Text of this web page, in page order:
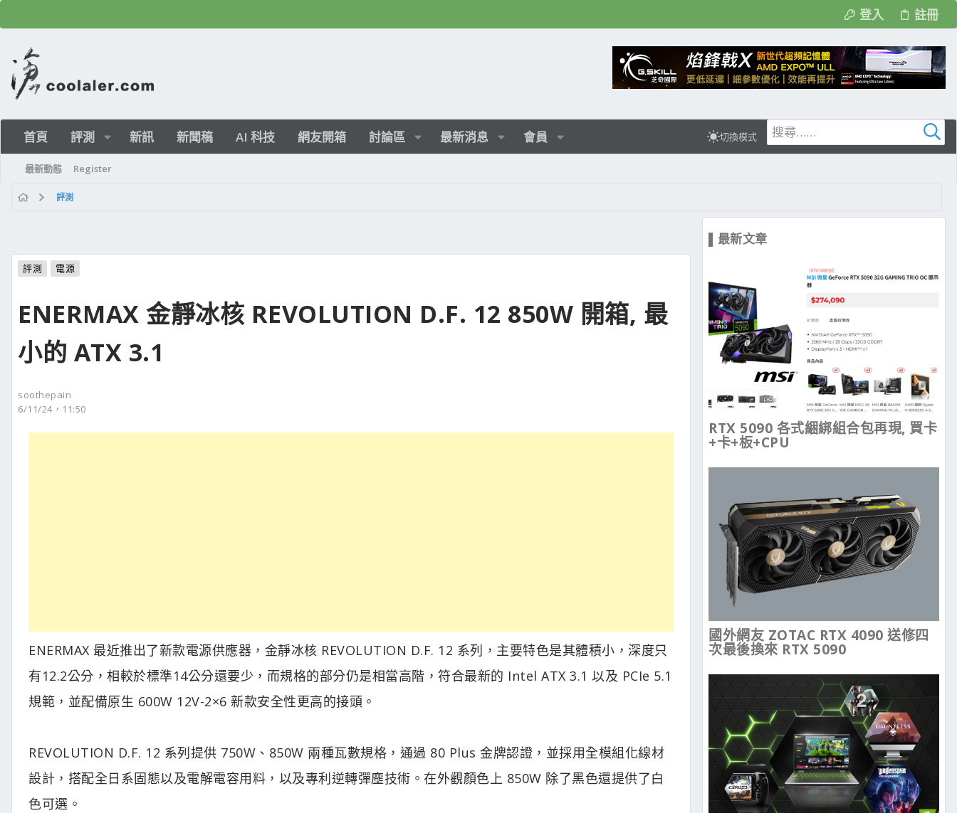
登入 註冊
首頁 評測 新訊 新聞稿 AI 科技 網友開箱 討論區 最新消息 會員 切換模式
最新動態 Register
評測
評測 電源
ENERMAX 金靜冰核 REVOLUTION D.F. 12 850W 開箱, 最
小的 ATX 3.1
soothepain
6/11/24，11:50
ENERMAX 最近推出了新款電源供應器，金靜冰核 REVOLUTION D.F. 12 系列，主要特色是其體積小，深度只
有12.2公分，相較於標準14公分還要少，而規格的部分仍是相當高階，符合最新的 Intel ATX 3.1 以及 PCIe 5.1
規範，並配備原生 600W 12V-2×6 新款安全性更高的接頭。
REVOLUTION D.F. 12 系列提供 750W、850W 兩種瓦數規格，通過 80 Plus 金牌認證，並採用全模組化線材
設計，搭配全日系固態以及電解電容用料，以及專利逆轉彈塵技術。在外觀顏色上 850W 除了黑色還提供了白
色可選。
▌最新文章
RTX 5090 各式綑綁組合包再現, 買卡
+卡+板+CPU
國外網友 ZOTAC RTX 4090 送修四
次最後換來 RTX 5090